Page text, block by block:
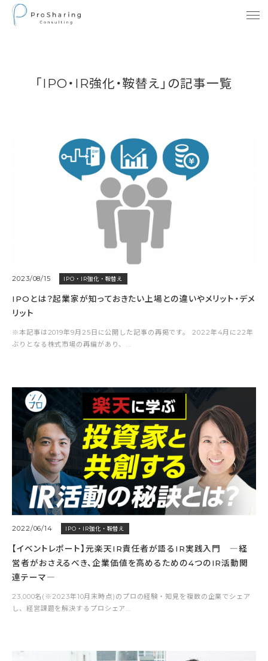
「IPO・IR強化・鞍替え」の記事一覧
2023/08/15 IPO・IR強化・鞍替え
IPOとは？起業家が知っておきたい上場との違いやメリット・デメ
リット
※本記事は2019年9月25日に公開した記事の再掲です。 2022年4月に22年
ぶりとなる株式市場の再編があり、...
2022/06/14 IPO・IR強化・鞍替え
【イベントレポート】元楽天IR責任者が語るIR実践入門 ―経
営者がおさえるべき、企業価値を高めるための4つのIR活動関
連テーマ―
23,000名(※2023年10月末時点)のプロの経験・知見を複数の企業でシェア
し、経営課題を解決するプロシェア...